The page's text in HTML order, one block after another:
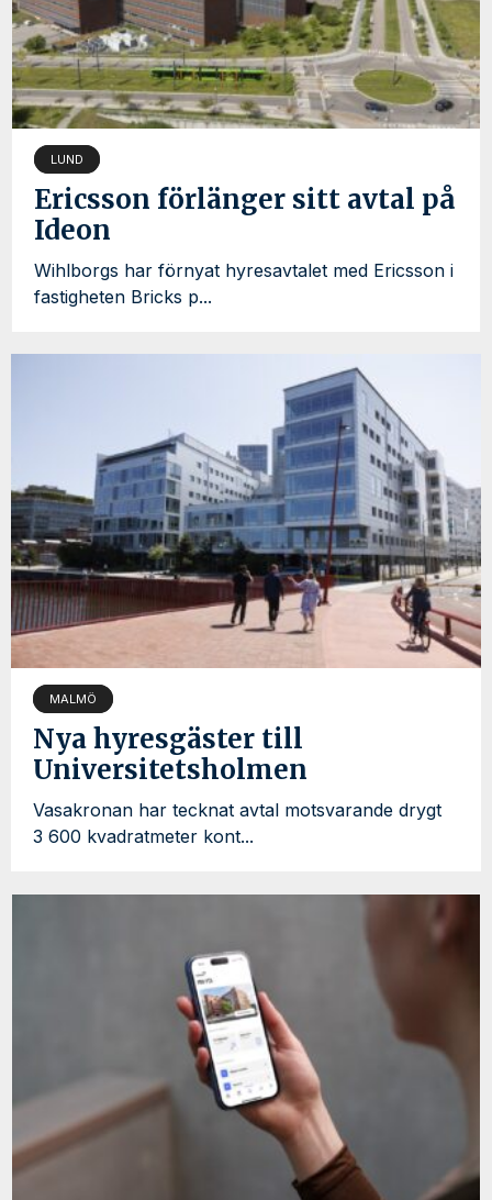
LUND
Ericsson förlänger sitt avtal på
Ideon
Wihlborgs har förnyat hyresavtalet med Ericsson i
fastigheten Bricks p...
MALMÖ
Nya hyresgäster till
Universitetsholmen
Vasakronan har tecknat avtal motsvarande drygt
3 600 kvadratmeter kont...